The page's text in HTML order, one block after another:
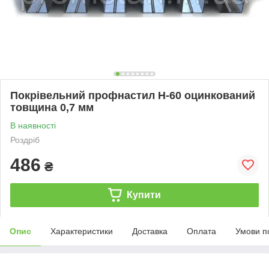
Покрівельний профнастил Н-60 оцинкований
товщина 0,7 мм
В наявності
Роздріб
486 ₴
Купити
Опис Характеристики Доставка Оплата Умови